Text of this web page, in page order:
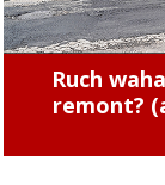
Zobacz, jak